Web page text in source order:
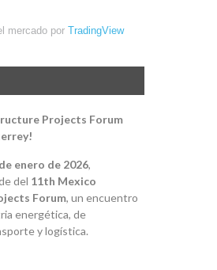
mercado por TradingView
Projects Forum
enero de 2026,
del 11th Mexico
Forum, un encuentro
energética, de
y logística.